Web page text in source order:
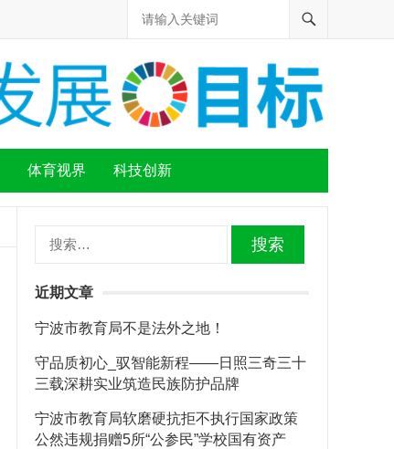
体育视界 科技创新
近期文章
宁波市教育局不是法外之地！
守品质初心_驭智能新程——日照三奇三十
三载深耕实业筑造民族防护品牌
宁波市教育局软磨硬抗拒不执行国家政策
公然违规捐赠5所“公参民”学校国有资产